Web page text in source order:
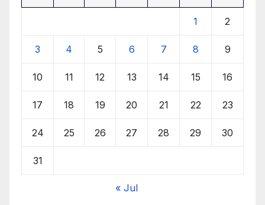
1 2
3 4 5 6 7 8 9
10 11 12 13 14 15 16
17 18 19 20 21 22 23
24 25 26 27 28 29 30
31
« Jul